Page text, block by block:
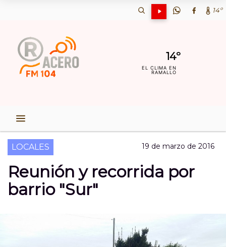
14º
14º
EL CLIMA EN
RAMALLO
LOCALES 19 de marzo de 2016
Reunión y recorrida por
barrio "Sur"